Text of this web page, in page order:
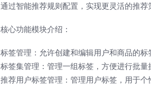
通过智能推荐规则配置，实现更灵活的推荐
核心功能模块介绍：
标签管理：允许创建和编辑用户和商品的
标签集管理：管理一组标签，方便进行批量
推荐用户标签管理：管理用户标签，用于个